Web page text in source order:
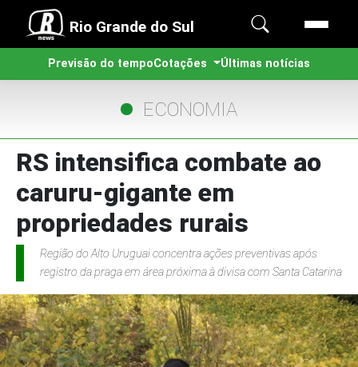
Rio Grande do Sul
Previsão do tempoCotações Últimas notícias
ECONOMIA
RS intensifica combate ao
caruru-gigante em
propriedades rurais
Região do Alto Uruguai concentra ações preventivas após
registro da praga em área próxima à divisa com Santa Catarina